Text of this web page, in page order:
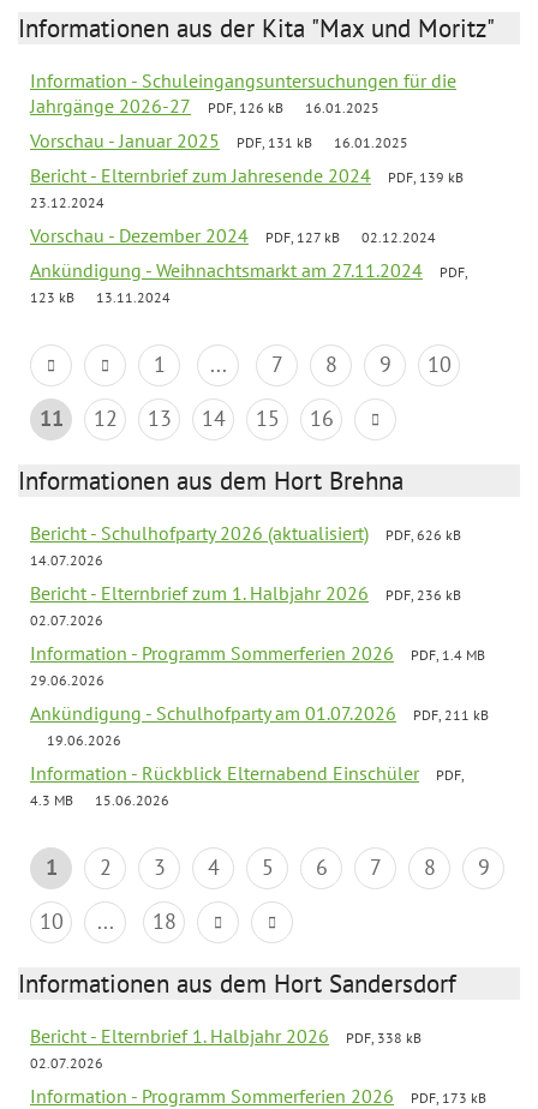
Informationen aus der Kita "Max und Moritz"
Information - Schuleingangsuntersuchungen für die
Jahrgänge 2026-27
PDF, 126 kB 16.01.2025
Vorschau - Januar 2025 PDF, 131 kB 16.01.2025
Bericht - Elternbrief zum Jahresende 2024
PDF, 139 kB
23.12.2024
Vorschau - Dezember 2024 PDF, 127 kB 02.12.2024
Ankündigung - Weihnachtsmarkt am 27.11.2024
PDF,
123 kB
13.11.2024
1 ... 7 8 9
10
11
12 13 14 15 16
Informationen aus dem Hort Brehna
Bericht - Schulhofparty 2026 (aktualisiert)
PDF, 626 kB
14.07.2026
Bericht - Elternbrief zum 1. Halbjahr 2026
PDF, 236 kB
02.07.2026
Information - Programm Sommerferien 2026
PDF, 1.4 MB
29.06.2026
Ankündigung - Schulhofparty am 01.07.2026
PDF, 211 kB
19.06.2026
Information - Rückblick Elternabend Einschüler
PDF,
4.3 MB
15.06.2026
1 2 3 4 5 6 7 8
9
10
... 18
Informationen aus dem Hort Sandersdorf
Bericht - Elternbrief 1. Halbjahr 2026
PDF, 338 kB
02.07.2026
Information - Programm Sommerferien 2026
PDF, 173 kB